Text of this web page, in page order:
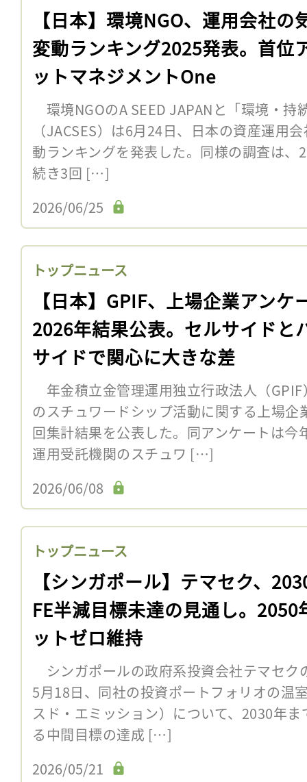
【日本】環境NGO、運用会社の
変動ランキング2025発表。首位
ットマネジメントOne
環境NGOのA SEED JAPANと「環境・持
（JACSES）は6月24日、日本の資産運用
動ランキングを発表した。同様の調査は、
続き3回 […]
2026/06/25
トップニュース
【日本】GPIF、上場企業アンケ
2026年結果公表。セルサイドと
サイドで関心に大きな差
年金積立金管理運用独立行政法人（
のスチュワードシップ活動に関する上場企
回集計結果を公表した。同アンケートは
運用受託機関のスチュワ […]
2026/06/08
トップニュース
【シンガポール】テマセク、
FE半減目標未達の見通し。2050
ットゼロ維持
シンガポールの政府系投資会社テマセク
5月18日、同社の投資ポートフォリオの温
スド・エミッション）について、2030年
る中間目標の達成 […]
2026/05/21